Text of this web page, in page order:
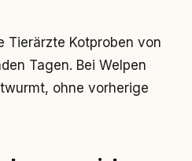
Tierärzte Kotproben von
Tagen. Bei Welpen
ohne vorherige